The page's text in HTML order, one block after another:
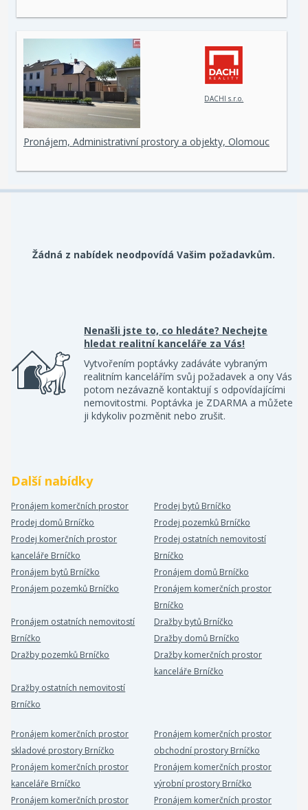
DACHI s.r.o.
Pronájem, Administrativní prostory a objekty, Olomouc
Žádná z nabídek neodpovídá Vašim požadavkům.
Nenašli jste to, co hledáte? Nechejte
hledat realitní kanceláře za Vás!
Vytvořením poptávky zadáváte vybraným
realitním kancelářím svůj požadavek a ony Vás
potom nezávazně kontaktují s odpovídajícími
nemovitostmi. Poptávka je ZDARMA a můžete
ji kdykoliv pozměnit nebo zrušit.
Další nabídky
Pronájem komerčních prostor
Prodej bytů Brníčko
Prodej domů Brníčko
Prodej pozemků Brníčko
Prodej komerčních prostor
kanceláře Brníčko
Prodej ostatních nemovitostí
Brníčko
Pronájem bytů Brníčko
Pronájem domů Brníčko
Pronájem pozemků Brníčko
Pronájem komerčních prostor
Brníčko
Pronájem ostatních nemovitostí
Brníčko
Dražby bytů Brníčko
Dražby domů Brníčko
Dražby pozemků Brníčko
Dražby komerčních prostor
kanceláře Brníčko
Dražby ostatních nemovitostí
Brníčko
Pronájem komerčních prostor
skladové prostory Brníčko
Pronájem komerčních prostor
obchodní prostory Brníčko
Pronájem komerčních prostor
kanceláře Brníčko
Pronájem komerčních prostor
výrobní prostory Brníčko
Pronájem komerčních prostor
Pronájem komerčních prostor